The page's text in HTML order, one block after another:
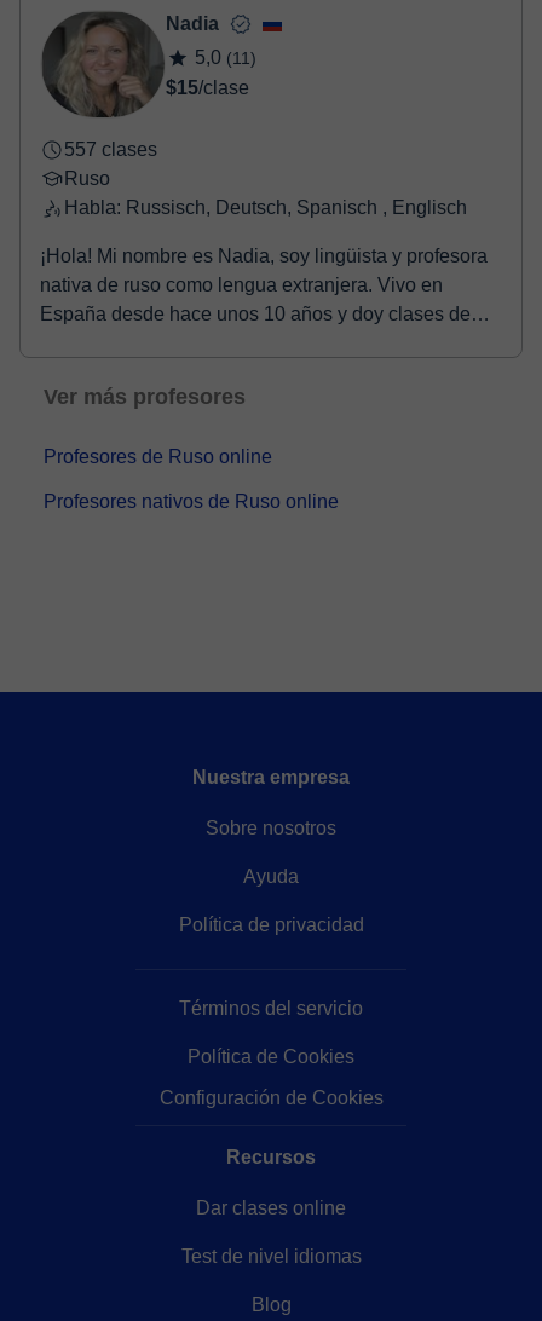
Nadia
5,0 (11)
$15/clase
557 clases
Ruso
Habla: Russisch, Deutsch, Spanisch , Englisch
¡Hola! Mi nombre es Nadia, soy lingüista y profesora
nativa de ruso como lengua extranjera. Vivo en
España desde hace unos 10 años y doy clases de
Ver más profesores
Profesores de Ruso online
Profesores nativos de Ruso online
Nuestra empresa
Sobre nosotros
Ayuda
Política de privacidad
Términos del servicio
Política de Cookies
Configuración de Cookies
Recursos
Dar clases online
Test de nivel idiomas
Blog